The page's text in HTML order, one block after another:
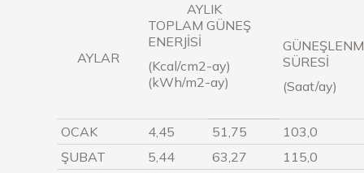
AYLAR
AYLIK
TOPLAM GÜNEŞ
ENERJİSİ
(Kcal/cm2-ay)
(kWh/m2-ay)
SÜRESİ
(Saat/ay)
OCAK 4,45 51,75
103,0
ŞUBAT
5,44 63,27
115,0